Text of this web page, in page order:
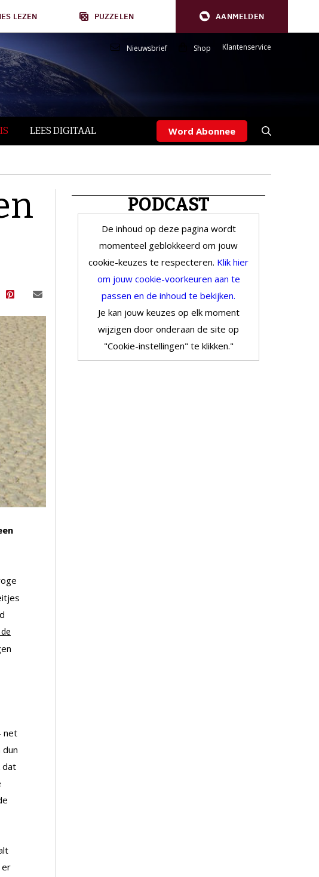
LEZEN PUZZELEN AANMELDEN
Nieuwsbrief Shop Klantenservice
LEES DIGITAAL Word Abonnee
net
dat
er
PODCAST
De inhoud op deze pagina wordt
momenteel geblokkeerd om jouw
cookie-keuzes te respecteren. Klik hier
om jouw cookie-voorkeuren aan te
passen en de inhoud te bekijken.
Je kan jouw keuzes op elk moment
wijzigen door onderaan de site op
"Cookie-instellingen" te klikken."